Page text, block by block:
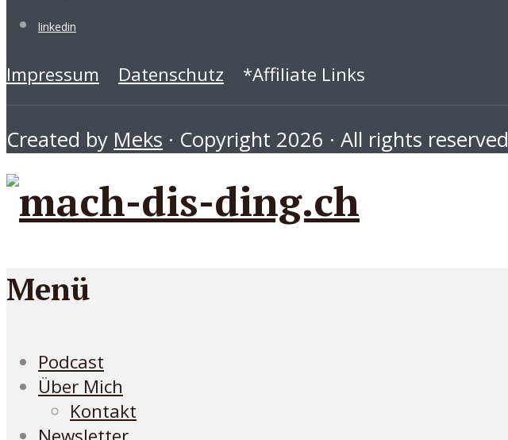
linkedin
Impressum Datenschutz *Affiliate Links
Created by Meks · Copyright 2026 · All rights reserved
Menü
Podcast
Über Mich
Kontakt